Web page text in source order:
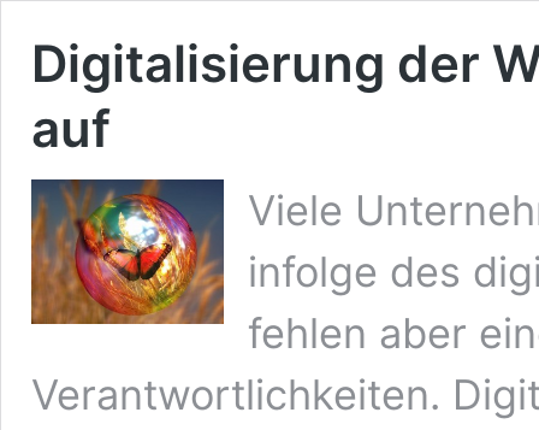
Digitalisierung der
auf
Viele
infolge des
fehlen aber
Verantwortlichkeiten.